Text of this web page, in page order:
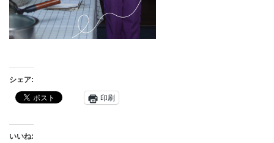
シェア:
印刷
いいね: